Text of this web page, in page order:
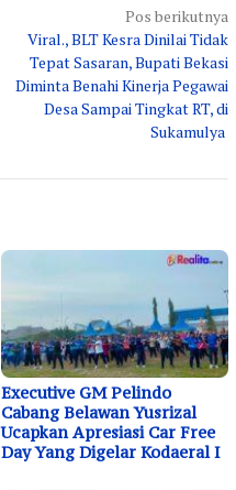
Pos berikutnya
Viral., BLT Kesra Dinilai Tidak
Tepat Sasaran, Bupati Bekasi
Diminta Benahi Kinerja Pegawai
Desa Sampai Tingkat RT, di
Sukamulya
Executive GM Pelindo
Cabang Belawan Yusrizal
Ucapkan Apresiasi Car Free
Day Yang Digelar Kodaeral I